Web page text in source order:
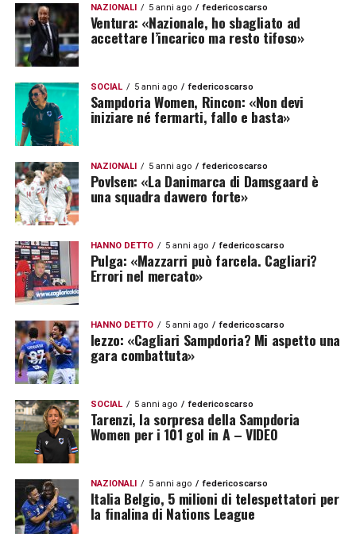
NAZIONALI 5 anni ago federicoscarso
Ventura: «Nazionale, ho sbagliato ad
accettare l’incarico ma resto tifoso»
SOCIAL 5 anni ago federicoscarso
Sampdoria Women, Rincon: «Non devi
iniziare né fermarti, fallo e basta»
NAZIONALI 5 anni ago federicoscarso
Povlsen: «La Danimarca di Damsgaard è
una squadra davvero forte»
HANNO DETTO 5 anni ago federicoscarso
Pulga: «Mazzarri può farcela. Cagliari?
Errori nel mercato»
HANNO DETTO 5 anni ago federicoscarso
Iezzo: «Cagliari Sampdoria? Mi aspetto una
gara combattuta»
SOCIAL 5 anni ago federicoscarso
Tarenzi, la sorpresa della Sampdoria
Women per i 101 gol in A – VIDEO
NAZIONALI 5 anni ago federicoscarso
Italia Belgio, 5 milioni di telespettatori per
la finalina di Nations League